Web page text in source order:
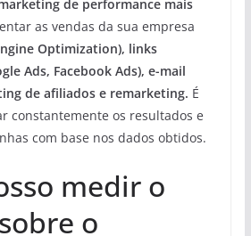
de performance mais
as vendas da sua empresa
Optimization), links
Ads, Facebook Ads), e-mail
de afiliados e remarketing. É
constantemente os resultados e
com base nos dados obtidos.
medir o
o